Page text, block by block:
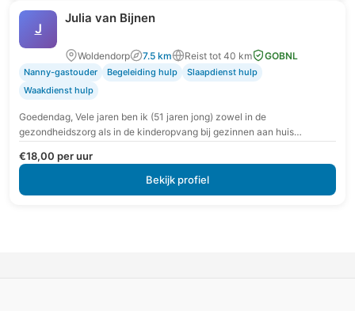
J
Julia van Bijnen
Woldendorp 7.5 km Reist tot 40 km GOBNL
Nanny-gastouder Begeleiding hulp
Slaapdienst hulp
Waakdienst hulp
Goedendag, Vele jaren ben ik (51 jaren jong) zowel in de
gezondheidszorg als in de kinderopvang bij gezinnen aan huis
€18,00 per uur
Bekijk profiel